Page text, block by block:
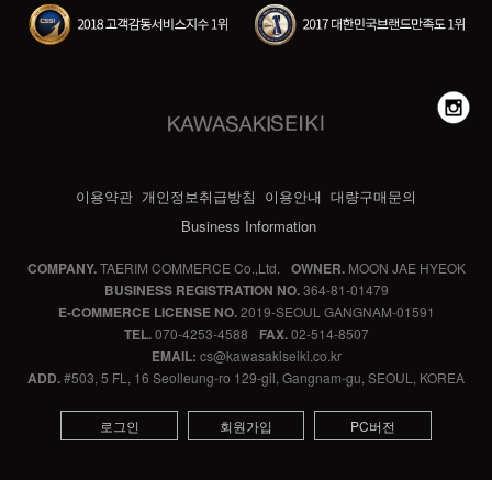
이용약관 개인정보취급방침 이용안내 대량구매문의
Business Information
COMPANY. TAERIM COMMERCE Co.,Ltd. OWNER. MOON JAE HYEOK
BUSINESS REGISTRATION NO. 364-81-01479
E-COMMERCE LICENSE NO. 2019-SEOUL GANGNAM-01591
TEL. 070-4253-4588 FAX. 02-514-8507
EMAIL: cs@kawasakiseiki.co.kr
ADD.#503, 5 FL, 16 Seolleung-ro 129-gil, Gangnam-gu, SEOUL, KOREA
로그인 회원가입 PC버전